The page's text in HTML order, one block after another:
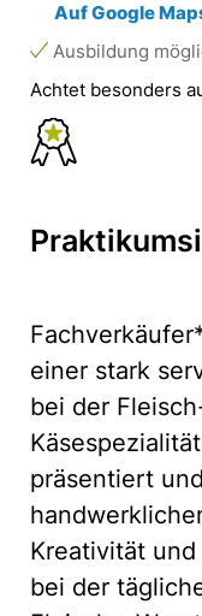
Auf Google
Ausbildung
Achtet besonders
einer stark
bei der
präsentiert
Kreativität
bei der